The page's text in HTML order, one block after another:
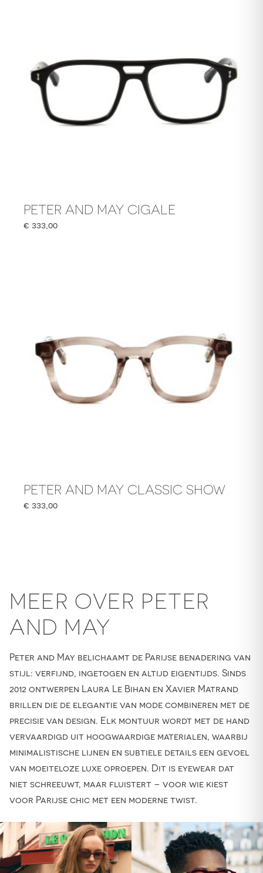
PETER AND MAY CIGALE
€ 333,00
PETER AND MAY CLASSIC SHOW
€ 333,00
MEER OVER PETER
AND MAY
Peter and May belichaamt de Parijse benadering van
stijl: verfijnd, ingetogen en altijd eigentijds. Sinds
2012 ontwerpen Laura Le Bihan en Xavier Matrand
brillen die de elegantie van mode combineren met de
precisie van design. Elk montuur wordt met de hand
vervaardigd uit hoogwaardige materialen, waarbij
minimalistische lijnen en subtiele details een gevoel
van moeiteloze luxe oproepen. Dit is eyewear dat
niet schreeuwt, maar fluistert – voor wie kiest
voor Parijse chic met een moderne twist.